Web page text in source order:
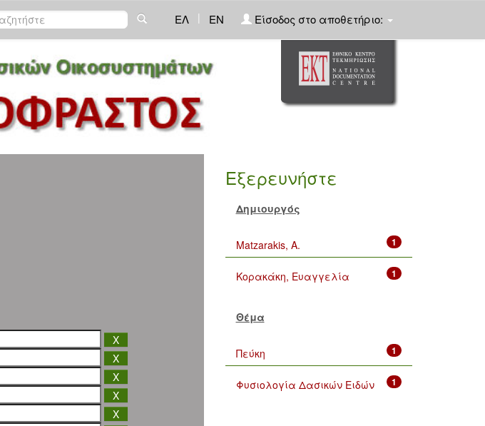
ΕΛ | EN Είσοδος στο αποθετήριο:
Εξερευνήστε
Δημιουργός
1
Matzarakis, A.
1
Κορακάκη, Ευαγγελία
Θέμα
1
Πεύκη
1
Φυσιολογία Δασικών Ειδών